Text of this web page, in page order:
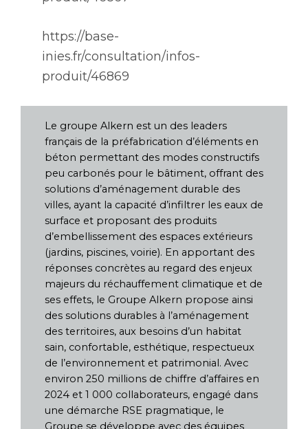
https://base-
inies.fr/consultation/infos-
produit/46869
Le groupe Alkern est un des leaders
français de la préfabrication d’éléments en
béton permettant des modes constructifs
peu carbonés pour le bâtiment, offrant des
solutions d’aménagement durable des
villes, ayant la capacité d’infiltrer les eaux de
surface et proposant des produits
d’embellissement des espaces extérieurs
(jardins, piscines, voirie). En apportant des
réponses concrètes au regard des enjeux
majeurs du réchauffement climatique et de
ses effets, le Groupe Alkern propose ainsi
des solutions durables à l’aménagement
des territoires, aux besoins d’un habitat
sain, confortable, esthétique, respectueux
de l’environnement et patrimonial. Avec
environ 250 millions de chiffre d’affaires en
2024 et 1 000 collaborateurs, engagé dans
une démarche RSE pragmatique, le
Groupe se développe avec des équipes